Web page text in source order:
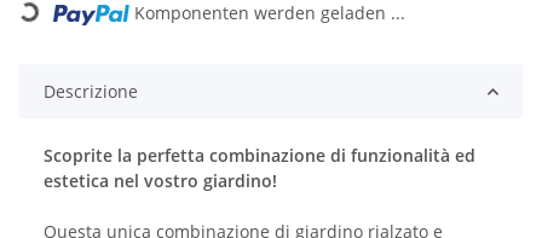
Loading... Komponenten werden geladen ...
Descrizione
Scoprite la perfetta combinazione di funzionalità ed
estetica nel vostro giardino!
Questa unica combinazione di giardino rialzato e